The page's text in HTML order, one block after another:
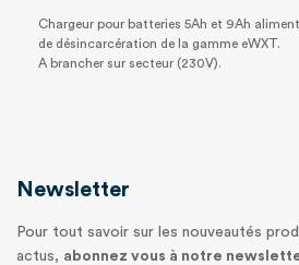
Chargeur pour batteries 5Ah et 9Ah
de désincarcération de la gamme eWXT.
A brancher sur secteur (230V).
Newsletter
Pour tout savoir sur les nouveautés
actus, abonnez vous à notre